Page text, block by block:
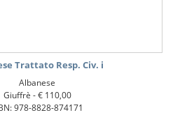
Trattato Resp. Civ. i
Albanese
Giuffrè -€ 110,00
978-8828-874171